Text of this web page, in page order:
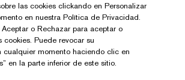
las cookies clickando en Personalizar
en nuestra Política de Privacidad.
o Rechazar para aceptar o
cookies. Puede revocar su
cualquier momento haciendo clic en
en la parte inferior de este sitio.